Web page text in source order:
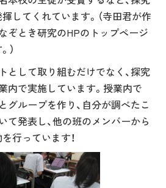
してくれています。（寺田君が作
ぞとき研究のHPのトップページ
）
として取り組むだけでなく、探究
内で実施しています。授業内で
グループを作り、自分が調べたこ
て発表し、他の班のメンバーから
行っています！